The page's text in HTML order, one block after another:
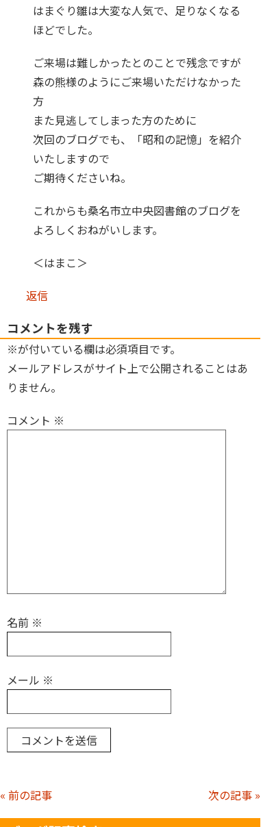
はまぐり雛は大変な人気で、足りなくなる
ほどでした。
ご来場は難しかったとのことで残念ですが
森の熊様のようにご来場いただけなかった
方
また見逃してしまった方のために
次回のブログでも、「昭和の記憶」を紹介
いたしますので
ご期待くださいね。
これからも桑名市立中央図書館のブログを
よろしくおねがいします。
＜はまこ＞
返信
コメントを残す
※が付いている欄は必須項目です。
メールアドレスがサイト上で公開されることはあ
りません。
コメント ※
名前 ※
メール ※
« 前の記事 次の記事 »